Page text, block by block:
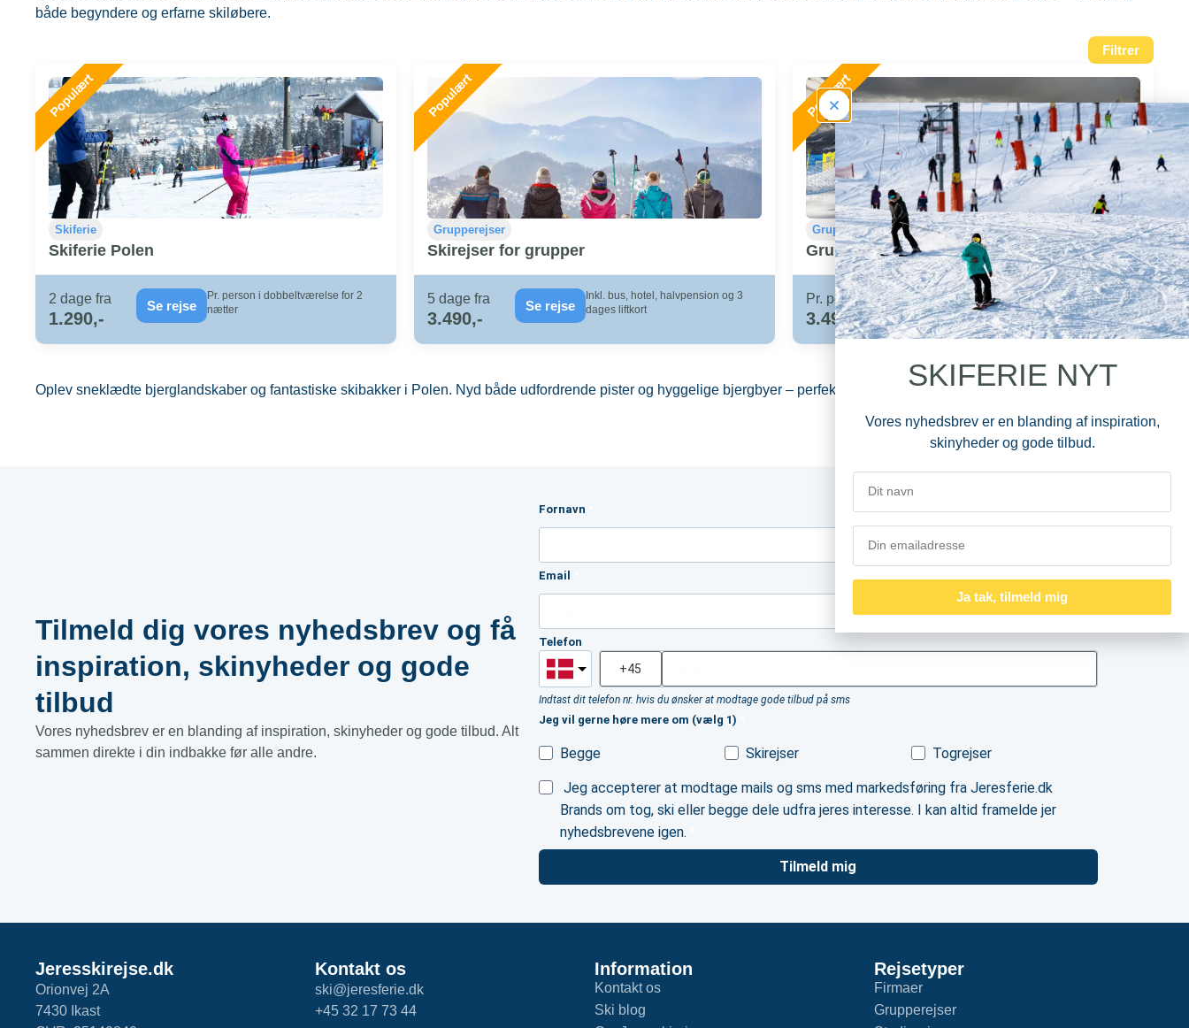
både begyndere og erfarne skiløbere.
Filtrer
Skiferie
Skiferie Polen
2 dage fra
1.290,-
Se rejse
Pr. person i dobbeltværelse for 2
nætter
Grupperejser
Skirejser for grupper
5 dage fra
3.490,-
Se rejse
Inkl. bus, hotel, halvpension og 3
dages liftkort
Grupperejser
Grupperejse Zakopane
Pr. pers. fra
3.490,-
Se rejse
Pr. person på hotel
Oplev sneklædte bjerglandskaber og fantastiske skibakker i Polen. Nyd både udfordrende pister og hyggelige bjergbyer – perfekt til både familier og erfarne skiløbere.
Tilmeld dig vores nyhedsbrev og få
inspiration, skinyheder og gode
tilbud​
Vores nyhedsbrev er en blanding af inspiration, skinyheder og gode tilbud. Alt
sammen direkte i din indbakke før alle andre.
Fornavn Alder
Email
Telefon
Indtast dit telefon nr. hvis du ønsker at modtage gode tilbud på sms
Jeg vil gerne høre mere om (vælg 1)
Begge Skirejser Togrejser
Jeg accepterer at modtage mails og sms med markedsføring fra Jeresferie.dk
Brands om tog, ski eller begge dele udfra jeres interesse. I kan altid framelde jer
nyhedsbrevene igen.
Tilmeld mig
Jeresskirejse.dk
Orionvej 2A
7430 Ikast
Kontakt os
ski@jeresferie.dk
+45 32 17 73 44
Information
Kontakt os
Ski blog
Rejsetyper
Firmaer
Grupperejser
SKIFERIE NYT
Vores nyhedsbrev er en blanding af inspiration,
skinyheder og gode tilbud.
Ja tak, tilmeld mig